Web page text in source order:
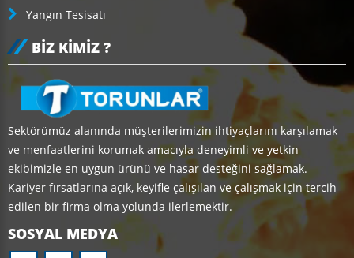
Yangın Tesisatı
BIZ KIMIZ ?
Sektörümüz alanında müşterilerimizin ihtiyaçlarını karşılamak
ve menfaatlerini korumak amacıyla deneyimli ve yetkin
ekibimizle en uygun ürünü ve hasar desteğini sağlamak.
Kariyer fırsatlarına açık, keyifle çalışılan ve çalışmak için tercih
edilen bir firma olma yolunda ilerlemektir.
SOSYAL MEDYA